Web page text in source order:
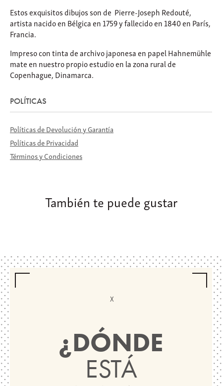
Estos exquisitos dibujos son de Pierre-Joseph Redouté,
artista nacido en Bélgica en 1759 y fallecido en 1840 en París,
Francia.
Impreso con tinta de archivo japonesa en papel Hahnemühle
mate en nuestro propio estudio en la zona rural de
Copenhague, Dinamarca.
POLÍTICAS
Políticas de Devolución y Garantía
Políticas de Privacidad
Términos y Condiciones
También te puede gustar
¿DÓNDE
ESTÁ